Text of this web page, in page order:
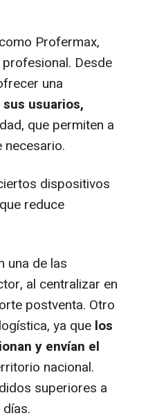
Profermax,
Desde
una
usuarios,
que permiten a
dispositivos
reduce
una de las
al centralizar en
postventa. Otro
ya que los
y envían el
nacional.
superiores a